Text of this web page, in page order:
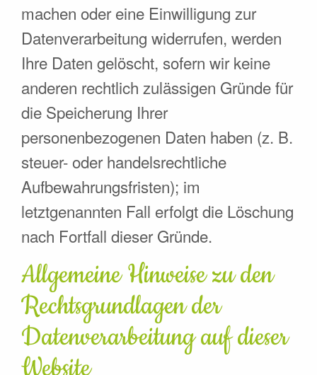
machen oder eine Einwilligung zur
Datenverarbeitung widerrufen, werden
Ihre Daten gelöscht, sofern wir keine
anderen rechtlich zulässigen Gründe für
die Speicherung Ihrer
personenbezogenen Daten haben (z. B.
steuer- oder handelsrechtliche
Aufbewahrungsfristen); im
letztgenannten Fall erfolgt die Löschung
nach Fortfall dieser Gründe.
Allgemeine Hinweise zu den
Rechtsgrundlagen der
Datenverarbeitung auf dieser